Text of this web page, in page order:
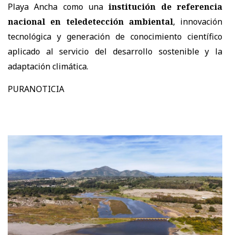
Playa Ancha como una institución de referencia
nacional en teledetección ambiental, innovación
tecnológica y generación de conocimiento científico
aplicado al servicio del desarrollo sostenible y la
adaptación climática.
PURANOTICIA